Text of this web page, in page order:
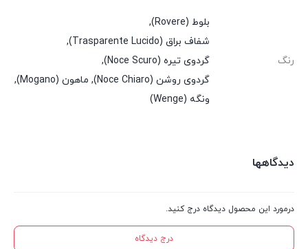
رنگ
بلوط (Rovere)
,
شفاف براق (Trasparente Lucido)
,
گردوی تیره (Noce Scuro)
,
گردوی روشن (Noce Chiaro)
, ماهون (Mogano)
,
ونگه (Wenge)
دیدگاهها
درمورد این محصول دیدگاه درج کنید.
درج دیدگاه